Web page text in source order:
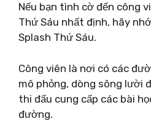
Nếu bạn tình cờ đến công
Thứ Sáu nhất định, hãy
Splash Thứ Sáu.
Công viên là nơi có các
mô phỏng, dòng sông lười
thi đấu cung cấp các bài
đường.